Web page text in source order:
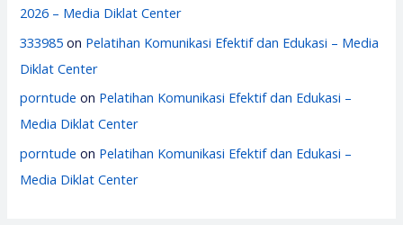
2026 – Media Diklat Center
333985 on Pelatihan Komunikasi Efektif dan Edukasi – Media
Diklat Center
porntude on Pelatihan Komunikasi Efektif dan Edukasi –
Media Diklat Center
porntude on Pelatihan Komunikasi Efektif dan Edukasi –
Media Diklat Center